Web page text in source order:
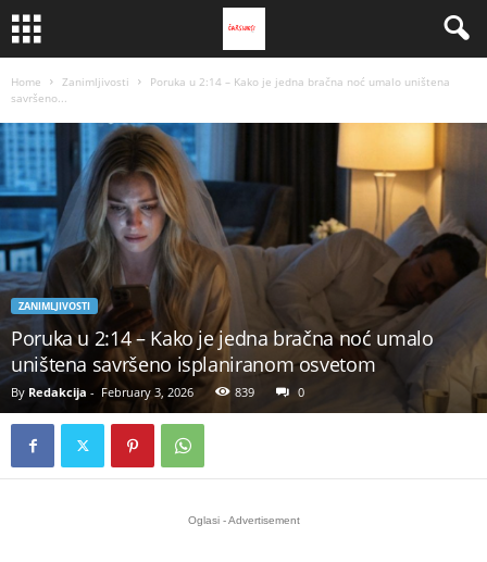
Home Zanimljivosti
Poruka u 2:14 – Kako je jedna bračna noć umalo uništena
savršeno...
ZANIMLJIVOSTI
Poruka u 2:14 – Kako je jedna bračna noć umalo
uništena savršeno isplaniranom osvetom
By Redakcija - February 3, 2026 839 0
Oglasi - Advertisement